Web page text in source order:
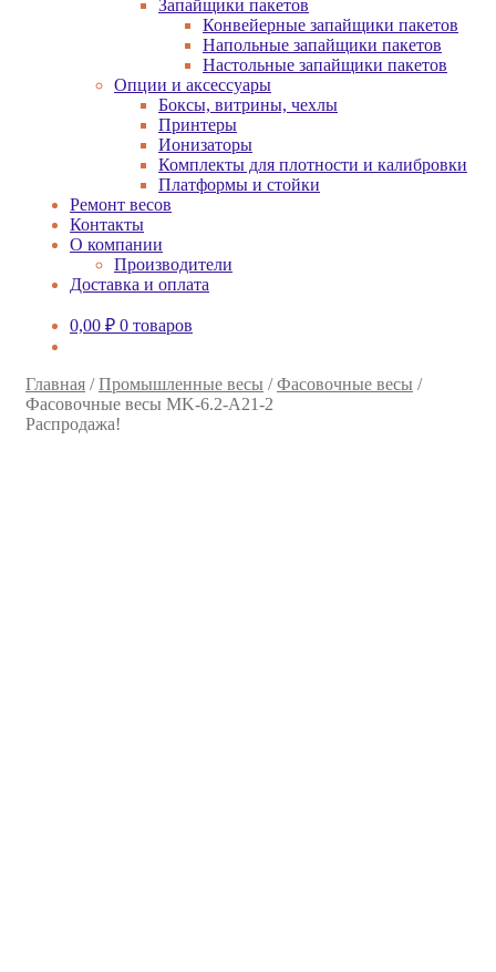
Запайщики пакетов
Конвейерные запайщики пакетов
Напольные запайщики пакетов
Настольные запайщики пакетов
Опции и аксессуары
Боксы, витрины, чехлы
Принтеры
Ионизаторы
Комплекты для плотности и калибровки
Платформы и стойки
Ремонт весов
Контакты
О компании
Производители
Доставка и оплата
0,00 ₽ 0 товаров
Главная /Промышленные весы /Фасовочные весы /
Фасовочные весы MK-6.2-A21-2
Распродажа!